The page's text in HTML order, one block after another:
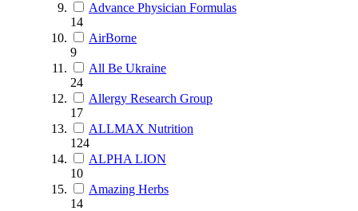
Advance Physician Formulas
14
AirBorne
9
All Be Ukraine
24
Allergy Research Group
17
ALLMAX Nutrition
124
ALPHA LION
10
Amazing Herbs
14